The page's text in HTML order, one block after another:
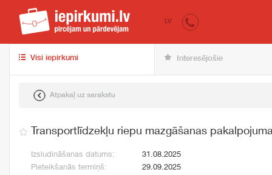
iepirkumi.lv
LV
Visi iepirkumi Interesējošie
Atpakaļ uz sarakstu
Transportlīdzekļu riepu mazgāšanas
Izsludināšanas datums:
31.08.2025
Pieteikšanās termiņš:
29.09.2025